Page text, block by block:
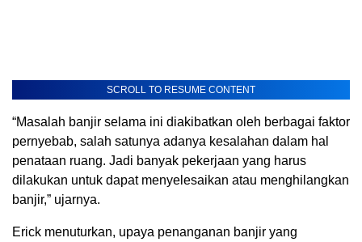
SCROLL TO RESUME CONTENT
“Masalah banjir selama ini diakibatkan oleh berbagai faktor
pernyebab, salah satunya adanya kesalahan dalam hal
penataan ruang. Jadi banyak pekerjaan yang harus
dilakukan untuk dapat menyelesaikan atau menghilangkan
banjir,” ujarnya.
Erick menuturkan, upaya penanganan banjir yang